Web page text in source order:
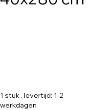
1 stuk , levertijd: 1-2
werkdagen